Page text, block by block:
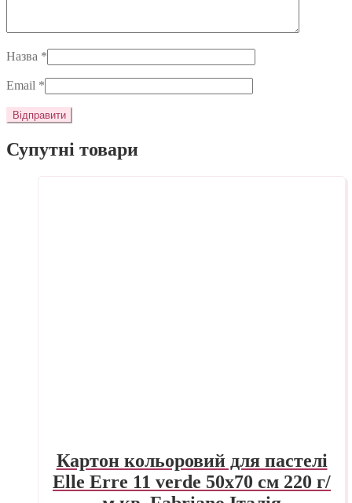
Назва *
Email *
Супутні товари
Картон кольоровий для пастелі
Elle Erre 11 verde 50х70 см 220 г/